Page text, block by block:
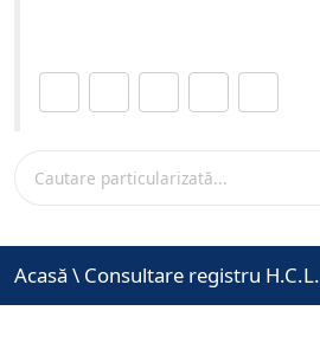
Acasă \ Consultare registru H.C.L.